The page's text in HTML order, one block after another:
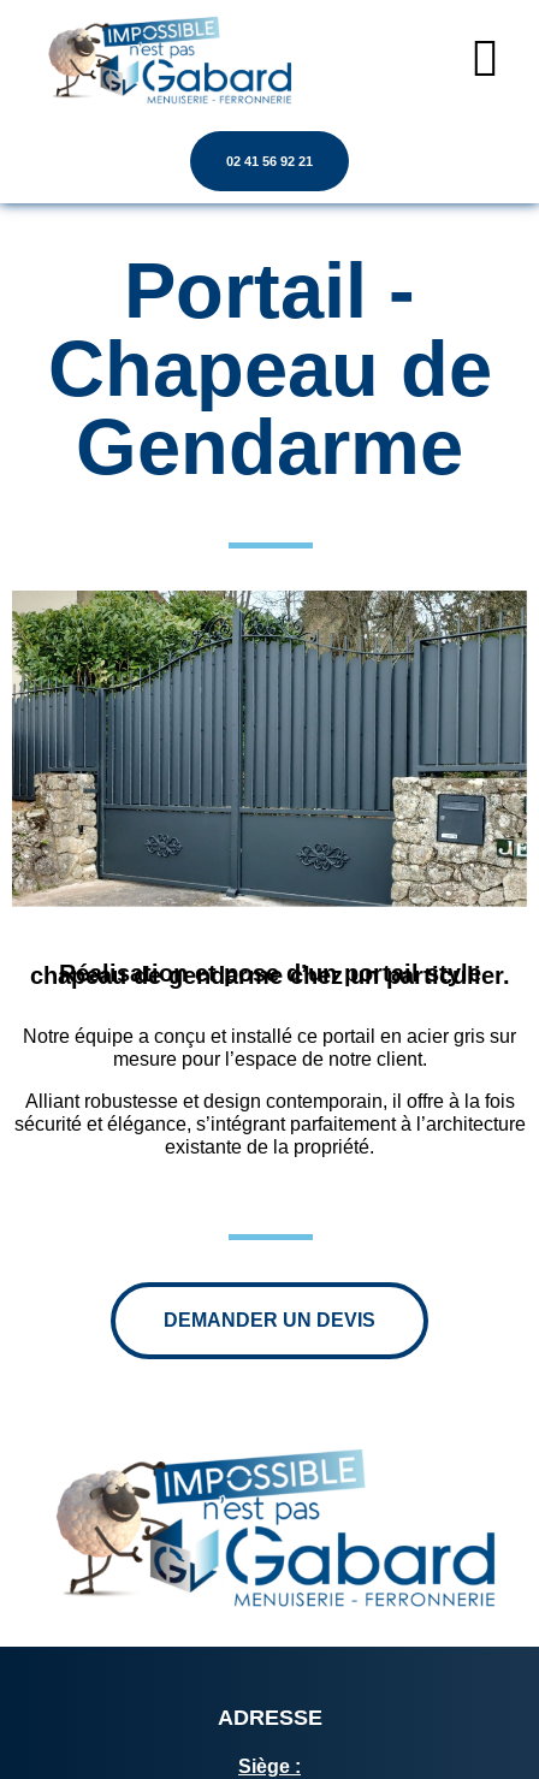
02 41 56 92 21
Portail -
Chapeau de
Gendarme
Réalisation et pose d’un portail style chapeau de gendarme chez un particulier.
Notre équipe a conçu et installé ce portail en acier gris sur
mesure pour l’espace de notre client.
Alliant robustesse et design contemporain, il offre à la fois
sécurité et élégance, s’intégrant parfaitement à l’architecture
existante de la propriété.
DEMANDER UN DEVIS
ADRESSE
Siège :